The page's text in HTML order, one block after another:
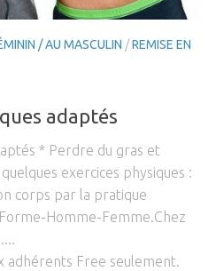
/ AU MASCULIN /REMISE EN
adaptés
* Perdre du gras et
exercices physiques :
corps par la pratique
Homme-Femme.Chez
adhérents Free seulement.